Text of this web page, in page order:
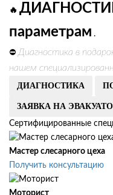
🔥
параметрам .
⛔ Диагностика в
нашем
ДИАГНОСТИКА
ЗАЯВКА НА
Сертифицированные
Мастер слесарного цеха
Получить консультацию
Моторист